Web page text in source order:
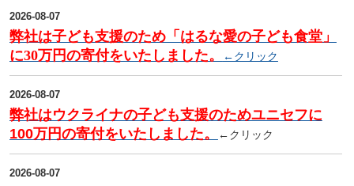
2026-08-07
弊社は子ども支援のため「はるな愛の子ども食堂」
に30万円の寄付をいたしました。
←クリック
2026-08-07
弊社はウクライナの子ども支援のためユニセフに
100万円の寄付をいたしました。
←クリック
2026-08-07